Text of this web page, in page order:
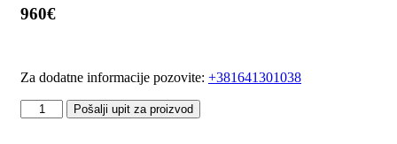
960€
Za dodatne informacije pozovite: +381641301038
Hisense
New
Pošalji upit za proizvod